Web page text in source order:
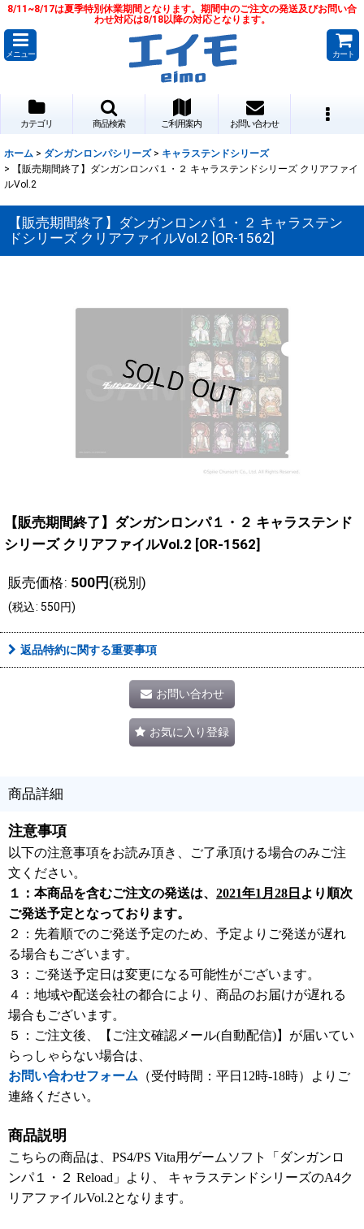
8/11~8/17は夏季特別休業期間となります。期間中のご注文の発送及びお問い合
わせ対応は8/18以降の対応となります。
メニュー カート
カテゴリ 商品検索 ご利用案内 お問い合わせ
ホーム > ダンガンロンパシリーズ > キャラステンドシリーズ
>
【販売期間終了】ダンガンロンパ１・２ キャラステンドシリーズ クリアファイ
ルVol.2
【販売期間終了】ダンガンロンパ１・２ キャラステン
ドシリーズ クリアファイルVol.2 [OR-1562]
【販売期間終了】ダンガンロンパ１・２ キャラステンド
シリーズ クリアファイルVol.2 [OR-1562]
販売価格: 500円 (税別)
(税込: 550円)
返品特約に関する重要事項
お問い合わせ
お気に入り登録
商品詳細
注意事項
以下の注意事項をお読み頂き、ご了承頂ける場合のみご注
文ください。
１：本商品を含むご注文の発送は、 2021年1月28日 より順次
ご発送予定となっております。
２：先着順でのご発送予定のため、予定よりご発送が遅れ
る場合もございます。
３：ご発送予定日は変更になる可能性がございます。
４：地域や配送会社の都合により、商品のお届けが遅れる
場合もございます。
５：ご注文後、【ご注文確認メール(自動配信)】が届いてい
らっしゃらない場合は、
お問い合わせフォーム （受付時間：平日12時-18時）よりご
連絡ください。
商品説明
こちらの商品は、PS4/PS Vita用ゲームソフト「ダンガンロ
ンパ１・２ Reload」より、 キャラステンドシリーズのA4ク
リアファイルVol.2となります。